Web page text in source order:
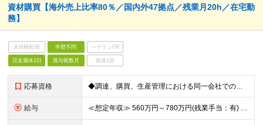
資材購買【海外売上比率80％／国内外47拠点／残業月20h／在宅勤
務】
未経験歓迎 学歴不問 ベテランOK
完全週休2日 賞与複数月 面接1回
応募資格 ◆調達、購買、生産管理における同一会社での実務経験が3年以上ある方
給与 ≪想定年収≫ 560万円～780万円(残業手当：有) ※待遇はスキル、経験に応じて個別に決定致します。 ※基本給＋賞与（年2回）、別途残業代、諸手当を支給（残業代は1分単位で支給いたします） ※試用期